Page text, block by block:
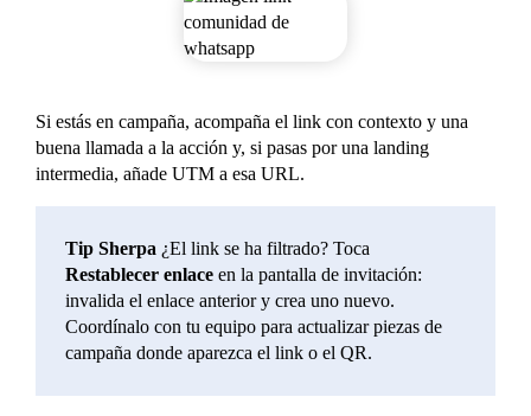
Si estás en campaña, acompaña el link con contexto y una
buena llamada a la acción y, si pasas por una landing
intermedia, añade UTM a esa URL.
Tip Sherpa ¿El link se ha filtrado? Toca
Restablecer enlace en la pantalla de invitación:
invalida el enlace anterior y crea uno nuevo.
Coordínalo con tu equipo para actualizar piezas de
campaña donde aparezca el link o el QR.